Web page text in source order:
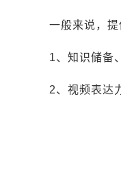
一般来说，
1、知识储备
2、视频表达